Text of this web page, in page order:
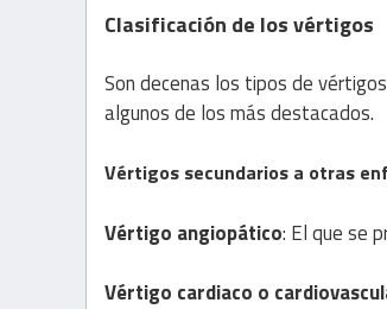
Clasificación de los vértigos
Son decenas los tipos de
algunos de los más destacados.
Vértigos secundarios a otras
Vértigo angiopático: El que se
Vértigo cardiaco o